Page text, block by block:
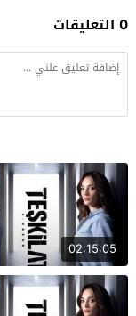
0 التعليقات
02:15:05